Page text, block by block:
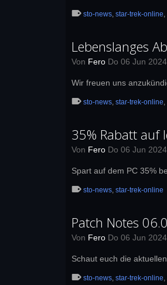
sto-news, star-trek-online,
Lebenslanges
Von Fero Do 06 Jun
Wir freuen uns
sto-news, star-trek-online,
35% Rabatt auf
Von Fero Do 06 Jun
Spart auf dem PC 35%
sto-news, star-trek-online
Patch Notes
Von Fero Do 06 Jun
Schaut euch die
sto-news, star-trek-online,